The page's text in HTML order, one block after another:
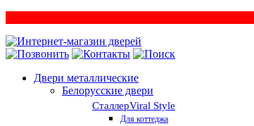
Двери металлические
Белорусские двери
СталлерViral Style
Для коттеджа